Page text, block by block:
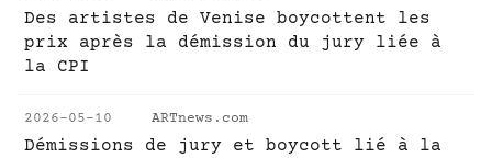
Des artistes de Venise boycottent les
prix après la démission du jury liée à
la CPI
2026-05-10 ARTnews.com
Démissions de jury et boycott lié à la